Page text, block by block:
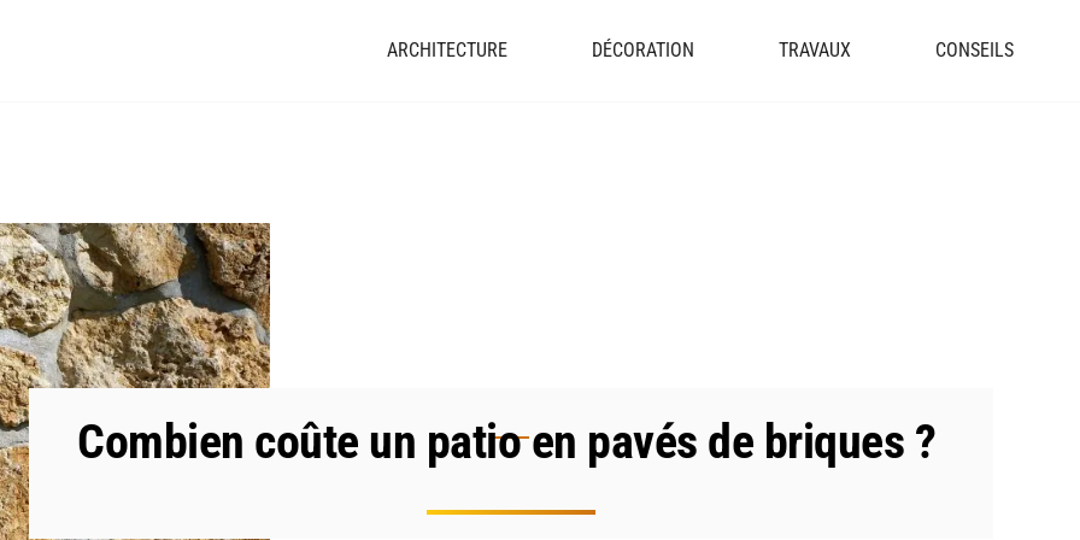
ARCHITECTURE DÉCORATION TRAVAUX CONSEILS
Combien coûte un patio en pavés de briques ?